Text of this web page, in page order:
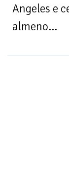
Angeles e
almeno...